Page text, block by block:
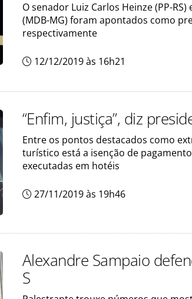
O senador Luiz Carlos Heinze (PP-
(MDB-MG) foram apontados como
respectivamente
12/12/2019 às 16h21
“Enfim, justiça”, diz
Entre os pontos destacados como
turístico está a isenção de
executadas em hotéis
27/11/2019 às 19h46
Alexandre Sampaio
S